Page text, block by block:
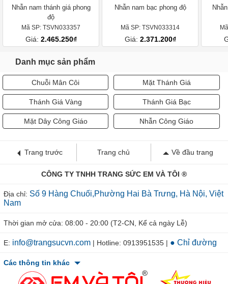
Nhẫn nam thánh giá phong
độ
Mã SP: TSVN033357
Giá: 2.465.250₫
Nhẫn nam bạc phong độ
Mã SP: TSVN033314
Giá: 2.371.200₫
Danh mục sản phẩm
Chuỗi Mân Côi Mặt Thánh Giá
Thánh Giá Vàng Thánh Giá Bạc
Mặt Dây Công Giáo Nhẫn Công Giáo
Trang trước Trang chủ Về đầu trang
CÔNG TY TNHH TRANG SỨC EM VÀ TÔI ®
Địa chỉ: Số 9 Hàng Chuối,Phường Hai Bà Trưng, Hà Nội, Việt
Nam
Thời gian mở cửa: 08:00 - 20:00 (T2-CN, Kể cả ngày Lễ)
E: info@trangsucvn.com | Hotline: 0913951535 | ● Chỉ đường
Các thông tin khác